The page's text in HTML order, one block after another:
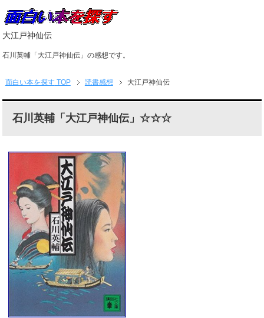
大江戸神仙伝
石川英輔「大江戸神仙伝」の感想です。
面白い本を探すTOP 読書感想 大江戸神仙伝
石川英輔「大江戸神仙伝」☆☆☆